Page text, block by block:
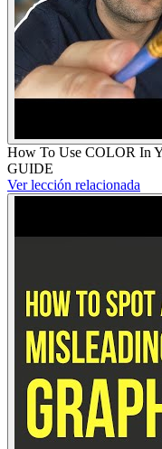
How To Use COLOR In
GUIDE
Ver lección relacionada